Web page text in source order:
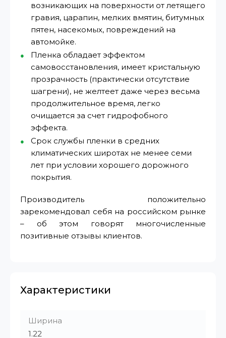
возникающих на поверхности от летящего
гравия, царапин, мелких вмятин, битумных
пятен, насекомых, повреждений на
автомойке.
Пленка обладает эффектом
самовосстановления, имеет кристальную
прозрачность (практически отсутствие
шагрени), не желтеет даже через весьма
продолжительное время, легко
очищается за счет гидрофобного
эффекта.
Срок службы пленки в средних
климатических широтах не менее семи
лет при условии хорошего дорожного
покрытия.
Производитель положительно
зарекомендовал себя на российском рынке
– об этом говорят многочисленные
позитивные отзывы клиентов.
Характеристики
Ширина
1.22